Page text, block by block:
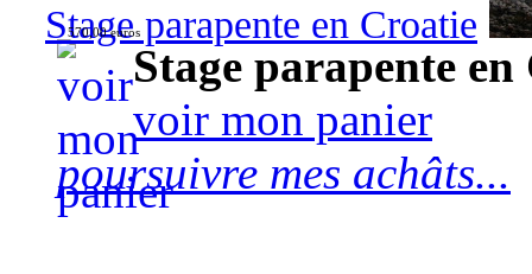
Stage parapente en Croatie
570,00 euros
Stage parapente
voir mon panier
poursuivre mes achâts...